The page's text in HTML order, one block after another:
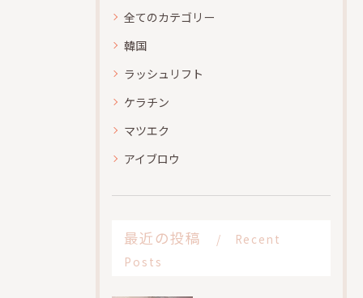
全てのカテゴリー
韓国
ラッシュリフト
ケラチン
マツエク
アイブロウ
最近の投稿
Recent
Posts